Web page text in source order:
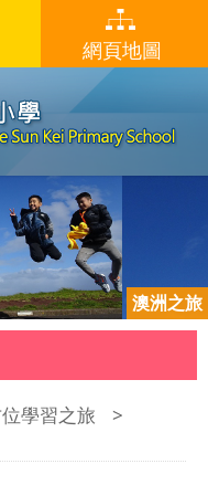
網頁地圖
澳洲之旅
學習之旅
>